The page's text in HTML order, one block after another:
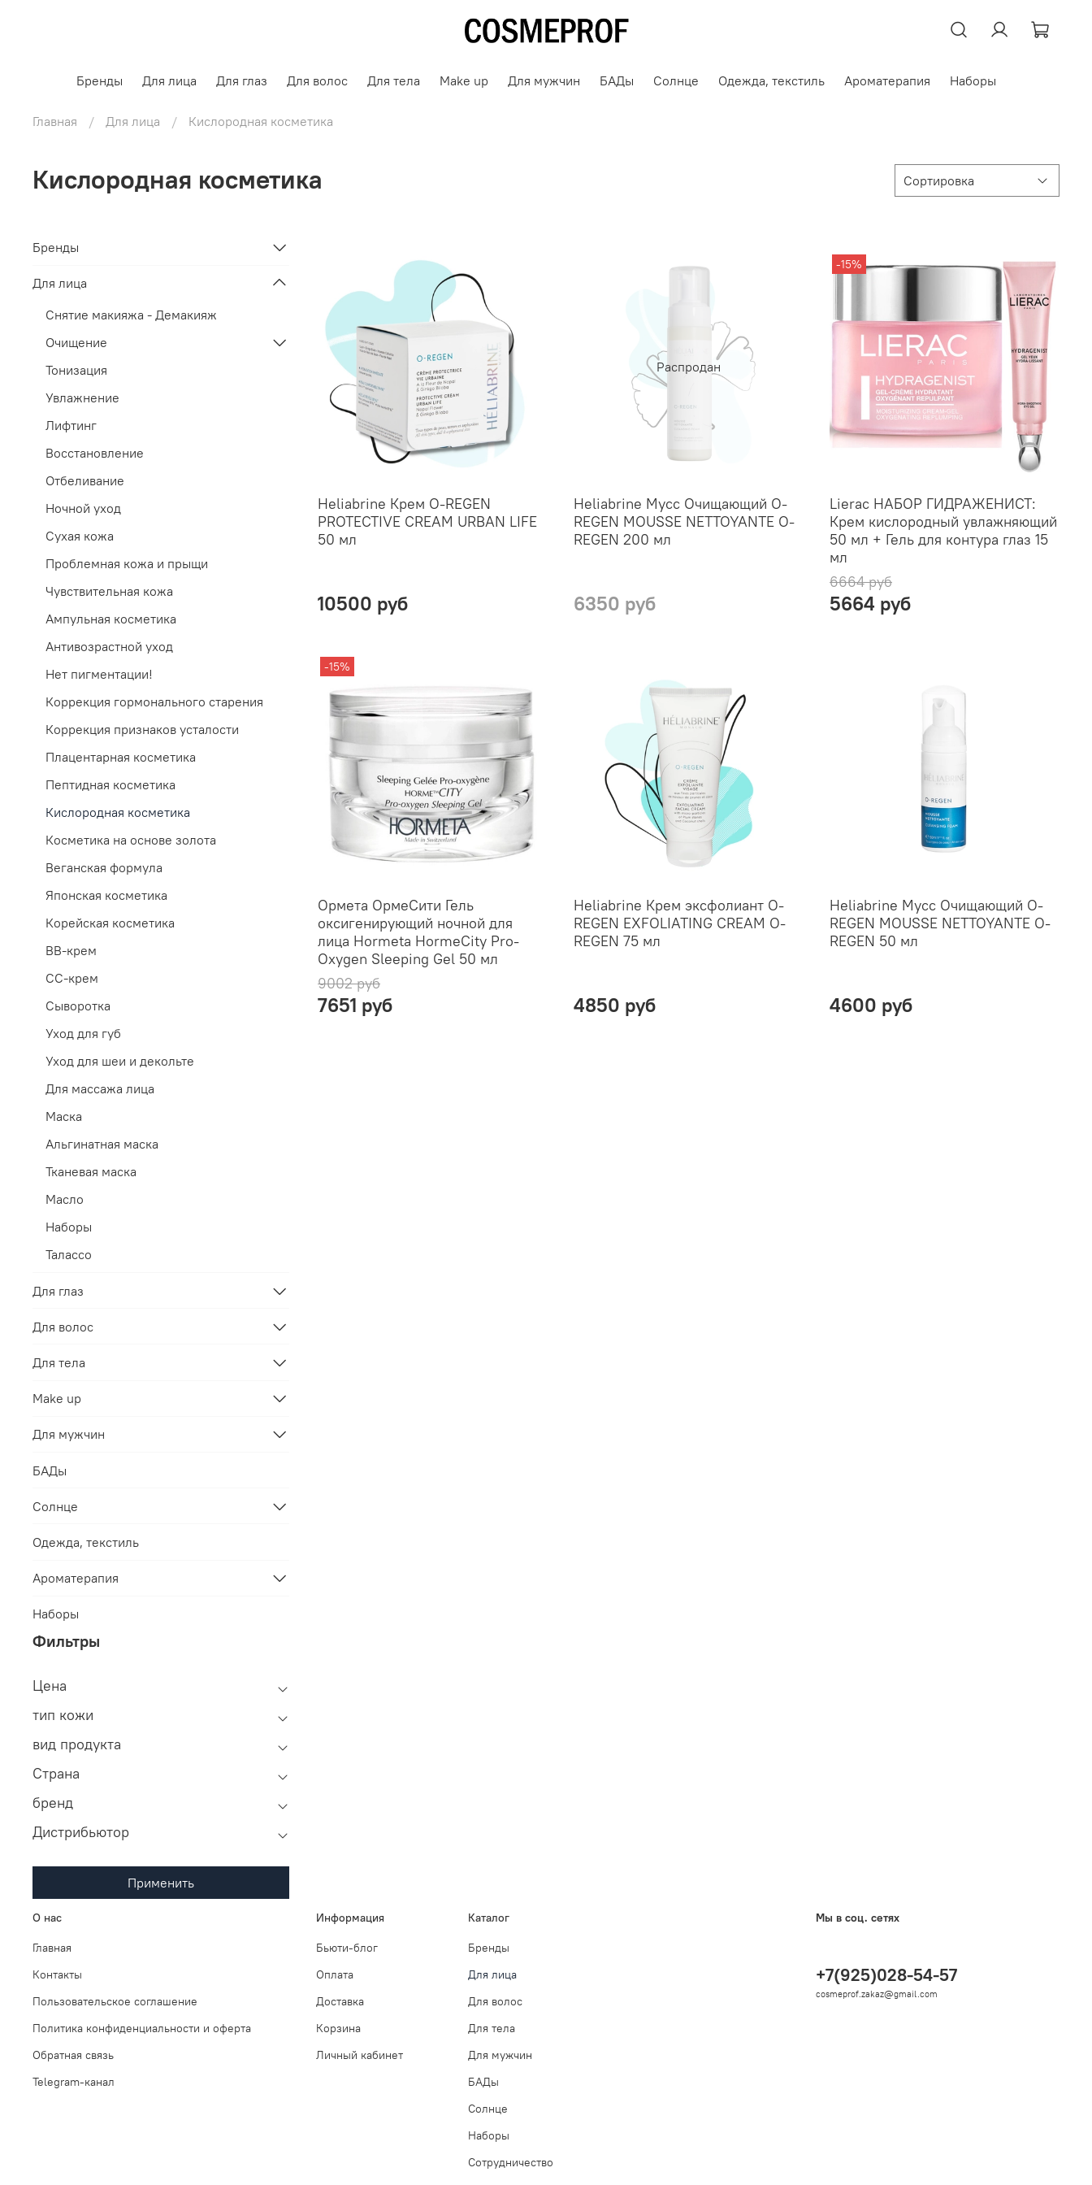
Бренды Для лица Для глаз Для волос Для тела Make up Для мужчин БАДы Солнце Одежда, текстиль Ароматерапия Наборы
Главная Для лица Кислородная косметика
Кислородная косметика
Heliabrine Крем O-REGEN
PROTECTIVE CREAM URBAN LIFE
50 мл
10500 руб
Распродан
Heliabrine Мусс Очищающий O-
REGEN MOUSSE NETTOYANTE O-
REGEN 200 мл
6350 руб
-15%
Lierac НАБОР ГИДРАЖЕНИСТ:
Крем кислородный увлажняющий
50 мл + Гель для контура глаз 15
мл
6664 руб
5664 руб
-15%
Ормета ОрмеСити Гель
оксигенирующий ночной для
лица Hormeta HormeCity Pro-
Oxygen Sleeping Gel 50 мл
9002 руб
7651 руб
Heliabrine Крем эксфолиант O-
REGEN EXFOLIATING CREAM O-
REGEN 75 мл
4850 руб
Heliabrine Мусс Очищающий O-
REGEN MOUSSE NETTOYANTE O-
REGEN 50 мл
4600 руб
Бренды
Для лица
Снятие макияжа - Демакияж
Очищение
Тонизация
Увлажнение
Лифтинг
Восстановление
Отбеливание
Ночной уход
Сухая кожа
Проблемная кожа и прыщи
Чувствительная кожа
Ампульная косметика
Антивозрастной уход
Нет пигментации!
Коррекция гормонального старения
Коррекция признаков усталости
Плацентарная косметика
Пептидная косметика
Кислородная косметика
Косметика на основе золота
Веганская формула
Японская косметика
Корейская косметика
ВВ-крем
CC-крем
Сыворотка
Уход для губ
Уход для шеи и декольте
Для массажа лица
Маска
Альгинатная маска
Тканевая маска
Масло
Наборы
Талассо
Для глаз
Для волос
Для тела
Make up
Для мужчин
БАДы
Солнце
Одежда, текстиль
Ароматерапия
Наборы
Фильтры
Цена
тип кожи
вид продукта
Страна
бренд
Дистрибьютор
Применить
О нас
Главная
Контакты
Пользовательское соглашение
Политика конфиденциальности и оферта
Обратная связь
Telegram-канал
Информация
Бьюти-блог
Оплата
Доставка
Корзина
Личный кабинет
Каталог
Бренды
Для лица
Для волос
Для тела
Для мужчин
БАДы
Солнце
Наборы
Сотрудничество
Мы в соц. сетях
+7(925)028-54-57
cosmeprof.zakaz@gmail.com